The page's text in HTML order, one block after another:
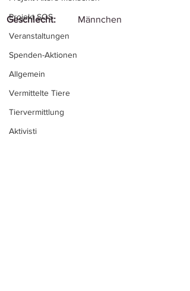
Projekt SOS
Veranstaltungen
Spenden-Aktionen
Allgemein
Vermittelte Tiere
Tiervermittlung
Aktivisti
Geschlecht: Männchen